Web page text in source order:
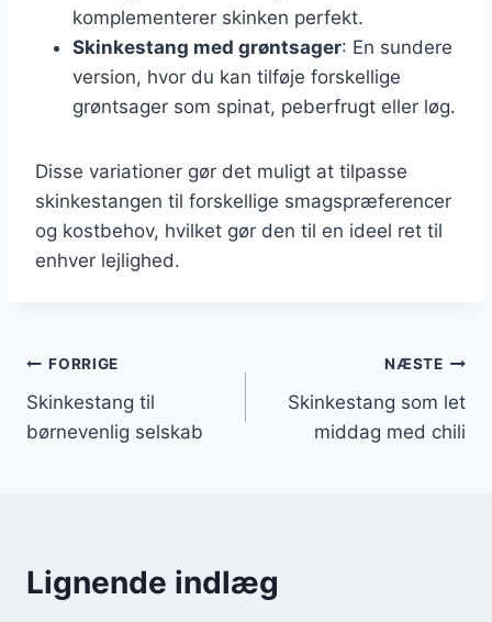
komplementerer skinken perfekt.
Skinkestang med grøntsager: En sundere
version, hvor du kan tilføje forskellige
grøntsager som spinat, peberfrugt eller løg.
Disse variationer gør det muligt at tilpasse
skinkestangen til forskellige smagspræferencer
og kostbehov, hvilket gør den til en ideel ret til
enhver lejlighed.
Indlægsnavigation
FORRIGE
Skinkestang til
børnevenlig selskab
NÆSTE
Skinkestang som let
middag med chili
Lignende indlæg